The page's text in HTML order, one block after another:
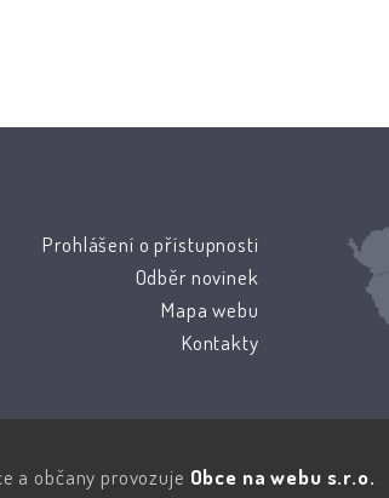
Prohlášení o přístupnosti
Odběr novinek
Mapa webu
Kontakty
a občany provozuje Obce na webu s.r.o.